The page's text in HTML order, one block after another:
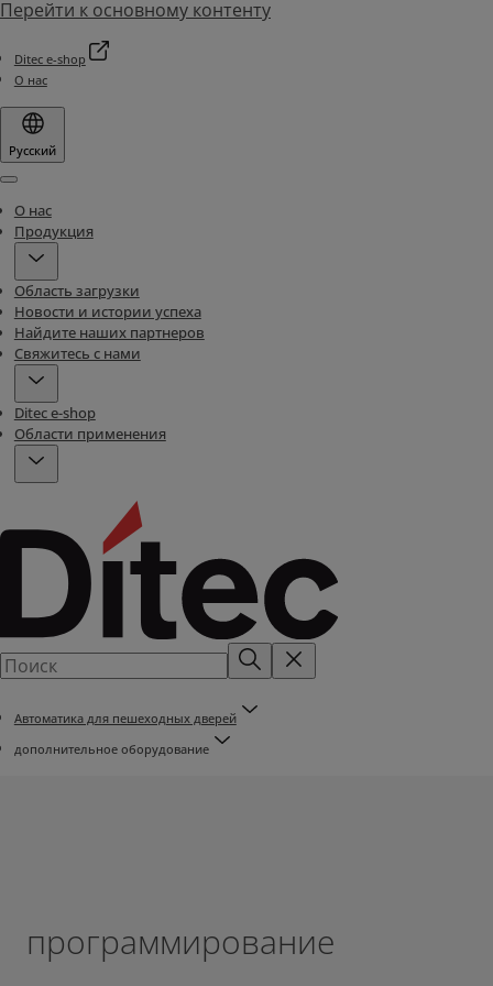
Перейти к основному контенту
Ditec e-shop
О нас
Русский
Menu
О нас
Продукция
Область загрузки
Новости и истории успеха
Найдите наших партнеров
Свяжитесь с нами
Ditec e-shop
Области применения
Автоматика для пешеходных дверей
дополнительное оборудование
программирование